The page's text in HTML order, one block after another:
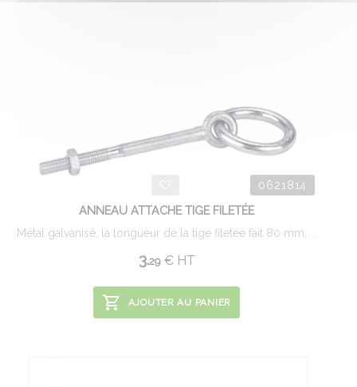
0621814
ANNEAU ATTACHE TIGE FILETÉE
Métal galvanisé, la longueur de la tige filetée fait 80 mm, ...
3.29 €HT
AJOUTER AU PANIER